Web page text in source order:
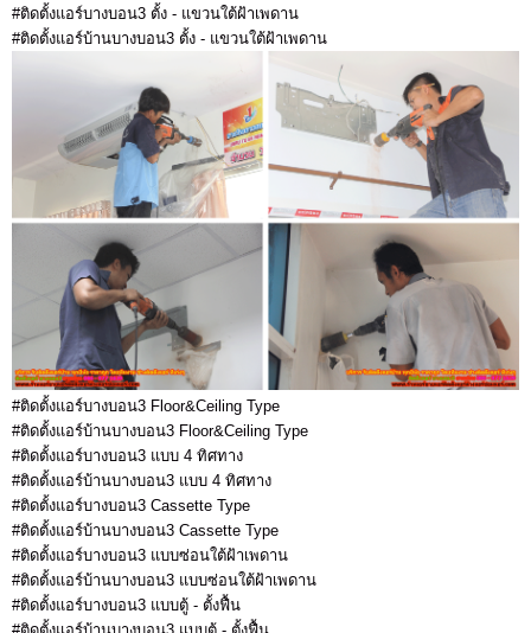
#ติดตั้งแอร์บางบอน3 ตั้ง - แขวนใต้ฝ้าเพดาน
#ติดตั้งแอร์บ้านบางบอน3 ตั้ง - แขวนใต้ฝ้าเพดาน
#ติดตั้งแอร์บางบอน3 Floor&Ceiling Type
#ติดตั้งแอร์บ้านบางบอน3 Floor&Ceiling Type
#ติดตั้งแอร์บางบอน3 แบบ 4 ทิศทาง
#ติดตั้งแอร์บ้านบางบอน3 แบบ 4 ทิศทาง
#ติดตั้งแอร์บางบอน3 Cassette Type
#ติดตั้งแอร์บ้านบางบอน3 Cassette Type
#ติดตั้งแอร์บางบอน3 แบบซ่อนใต้ฝ้าเพดาน
#ติดตั้งแอร์บ้านบางบอน3 แบบซ่อนใต้ฝ้าเพดาน
#ติดตั้งแอร์บางบอน3 แบบตู้ - ตั้งฟื้น